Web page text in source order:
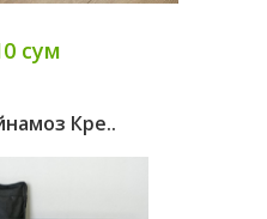
сум
Кре..